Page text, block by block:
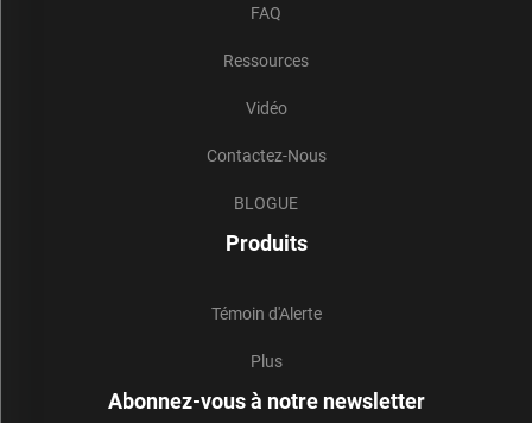
FAQ
Ressources
Vidéo
Contactez-Nous
BLOGUE
Produits
Témoin d'Alerte
Plus
Abonnez-vous à notre newsletter